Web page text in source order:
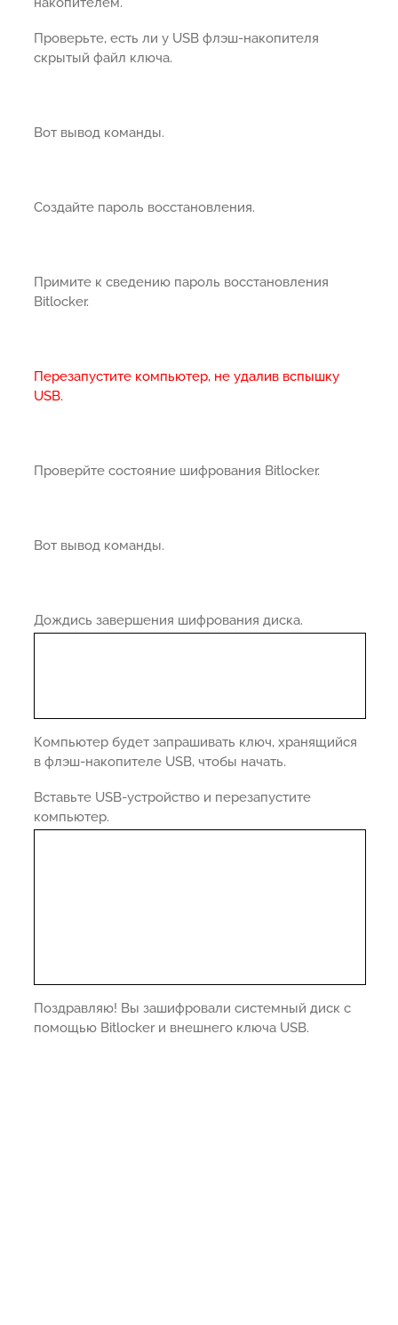
Проверьте, есть ли у USB флэш-накопителя
скрытый файл ключа.
Вот вывод команды.
Создайте пароль восстановления.
Примите к сведению пароль восстановления
Bitlocker.
Перезапустите компьютер, не удалив вспышку
USB.
Проверйте состояние шифрования Bitlocker.
Вот вывод команды.
Дождись завершения шифрования диска.
Компьютер будет запрашивать ключ, хранящийся
в флэш-накопителе USB, чтобы начать.
Вставьте USB-устройство и перезапустите
компьютер.
Поздравляю! Вы зашифровали системный диск с
помощью Bitlocker и внешнего ключа USB.